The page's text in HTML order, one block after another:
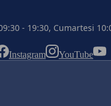
- 19:30, Cumartesi
Instagram YouTube